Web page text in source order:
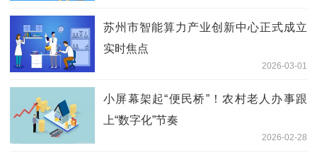
苏州市智能算力产业创新中心正式成立
实时焦点
2026-03-01
小屏幕架起“便民桥”！农村老人办事跟
上“数字化”节奏
2026-02-28